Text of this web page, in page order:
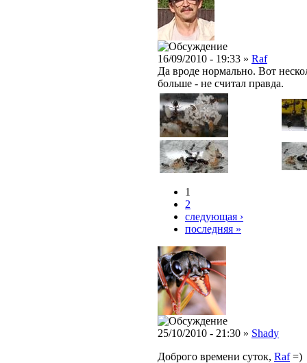
16/09/2010 - 19:33 » Raf
Да вроде нормально. Вот
больше - не считал правда.
1
2
следующая ›
последняя »
25/10/2010 - 21:30 » Shady
Доброго времени суток, Raf=)